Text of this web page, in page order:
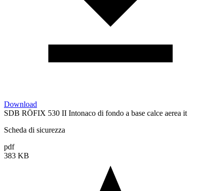
Download
SDB RÖFIX 530 II Intonaco di fondo a base calce aerea it
Scheda di sicurezza
pdf
383 KB